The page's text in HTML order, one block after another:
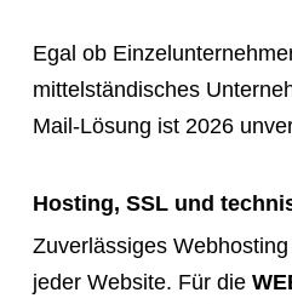
Egal ob
mittelständisches
Mail-Lösung ist 2026
Hosting, SSL und
Zuverlässiges
jeder Website. Für die